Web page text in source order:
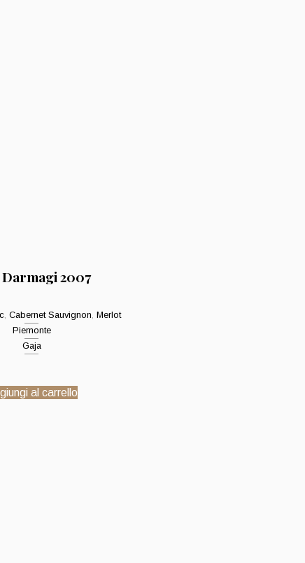
Darmagi 2007
, Cabernet Sauvignon, Merlot
Piemonte
Gaja
al carrello